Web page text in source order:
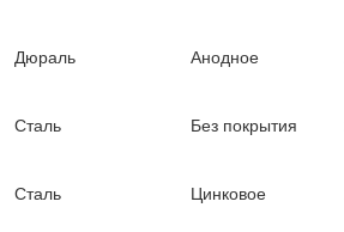
Дюраль Анодное
Сталь Без покрытия
Сталь Цинковое